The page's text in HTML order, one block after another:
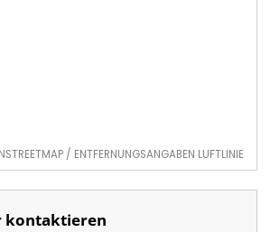
/ ENTFERNUNGSANGABEN LUFTLINIE
kontaktieren